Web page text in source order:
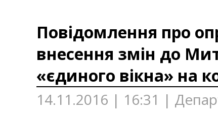
Повідомлення про
внесення змін до
«єдиного вікна» на
14.11.2016 | 16:31 |